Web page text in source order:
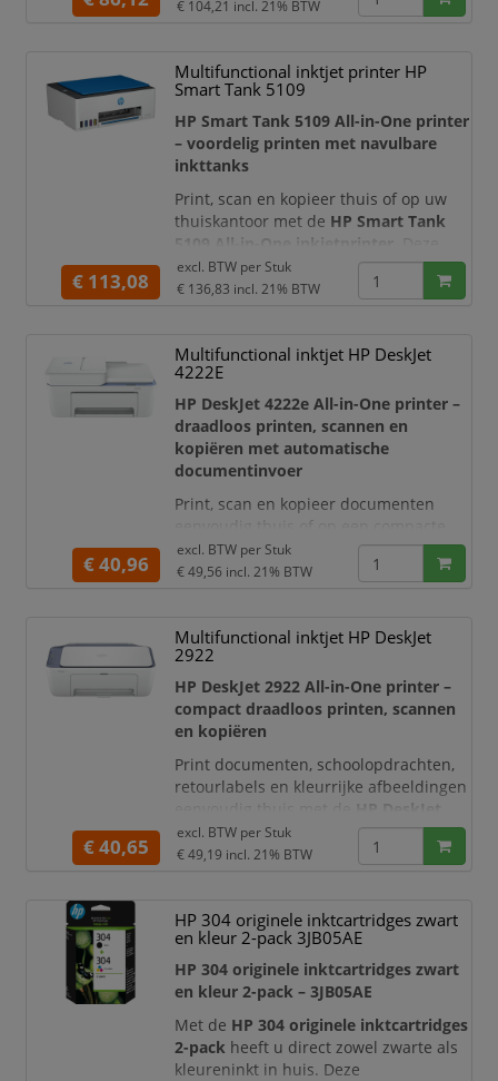
€ 104,21 incl. 21% BTW
Multifunctional inktjet printer HP
Smart Tank 5109
HP Smart Tank 5109 All-in-One printer
– voordelig printen met navulbare
inkttanks
Print, scan en kopieer thuis of op uw
thuiskantoor met de HP Smart Tank
5109 All-in-One inkjetprinter
. Deze
multifunctionele kleurenprinter is
uitgerust met navulbare inkttanks met
kleurenafdrukken kunt maken zonder
regelmatig cartridges te vervangen.
De printer wordt geleverd met
originele HP-inkt voor max
€ 113,08
excl. BTW per Stuk
€ 136,83 incl. 21% BTW
Multifunctional inktjet HP DeskJet
4222E
HP DeskJet 4222e All-in-One printer –
draadloos printen, scannen en
kopiëren met automatische
documentinvoer
Print, scan en kopieer documenten
eenvoudig thuis of op een compacte
werkplek met de
HP DeskJet 4222e All-
in-One inkjetprinter
één compact apparaat en beschikt
bovendien over een
documentinvoer voor 35 vel. Hierdoor
kunt u meerdere pagina’s achter el
€ 40,96
excl. BTW per Stuk
€ 49,56 incl. 21% BTW
Multifunctional inktjet HP DeskJet
2922
HP DeskJet 2922 All-in-One printer –
compact draadloos printen, scannen
en kopiëren
Print documenten, schoolopdrachten,
retourlabels en kleurrijke afbeeldingen
HP DeskJet
2922 All-in-One inkjetprinter. Deze
compacte multifunctionele
gebruiksvriendelijk apparaat en is
ideaal voor dagelijks gebruik door
gezinnen, studenten en thuiswerkers.
Dankzij de ingebouwded
€ 40,65
excl. BTW per Stuk
€ 49,19 incl. 21% BTW
HP 304 originele inktcartridges zwart
en kleur 2-pack 3JB05AE
HP 304 originele inktcartridges zwart
en kleur 2-pack – 3JB05AE
Met de HP 304 originele inktcartridges
2-pack heeft u direct zowel zwarte als
kleureninkt in huis. Deze